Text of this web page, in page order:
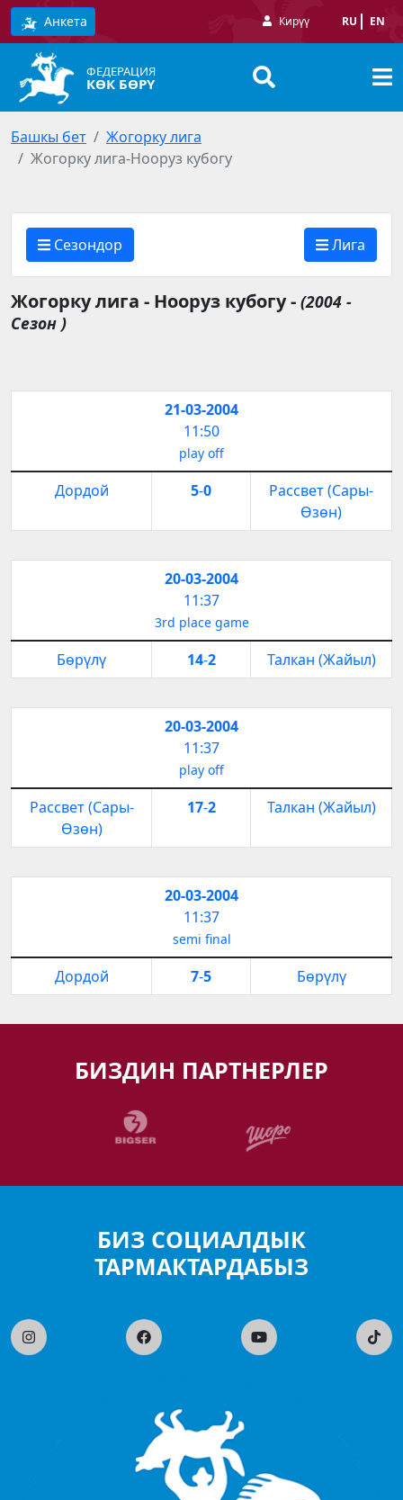
Анкета Кирүү RU EN
ФЕДЕРАЦИЯ
КӨК БӨРҮ
Башкы бет
Жогорку лига
Жогорку лига-Нооруз кубогу
Сезондор Лига
Жогорку лига - Нооруз кубогу - (2004 -
Сезон )
21-03-2004
11:50
play off
Дордой 5-0
Рассвет (Сары-
Өзөн)
20-03-2004
11:37
3rd place game
Бөрүлү 14-2 Талкан (Жайыл)
20-03-2004
11:37
play off
Рассвет (Сары-
Өзөн)
17-2 Талкан (Жайыл)
20-03-2004
11:37
semi final
Дордой 7-5 Бөрүлү
БИЗДИН ПАРТНЕРЛЕР
БИЗ СОЦИАЛДЫК
ТАРМАКТАРДАБЫЗ